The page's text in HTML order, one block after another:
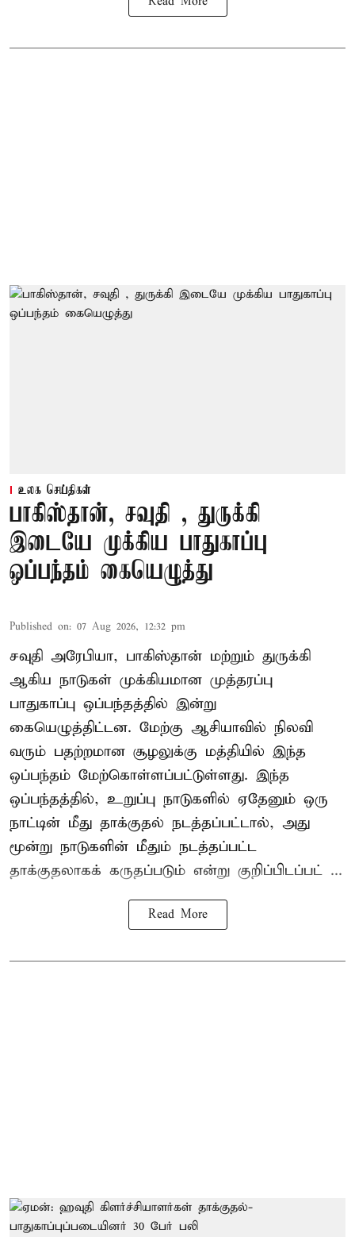
உலக செய்திகள்
பாகிஸ்தான், சவுதி , துருக்கி
இடையே முக்கிய பாதுகாப்பு
ஒப்பந்தம் கையெழுத்து
Published on: 07 Aug 2026, 12:32 pm
சவுதி அரேபியா, பாகிஸ்தான் மற்றும் துருக்கி
ஆகிய நாடுகள் முக்கியமான முத்தரப்பு
பாதுகாப்பு ஒப்பந்தத்தில் இன்று
கையெழுத்திட்டன. மேற்கு ஆசியாவில் நிலவி
வரும் பதற்றமான சூழலுக்கு மத்தியில் இந்த
ஒப்பந்தம் மேற்கொள்ளப்பட்டுள்ளது. இந்த
ஒப்பந்தத்தில், உறுப்பு நாடுகளில் ஏதேனும் ஒரு
நாட்டின் மீது தாக்குதல் நடத்தப்பட்டால், அது
மூன்று நாடுகளின் மீதும் நடத்தப்பட்ட
தாக்குதலாகக் கருதப்படும் என்று குறிப்பிடப்பட் ...
Read More